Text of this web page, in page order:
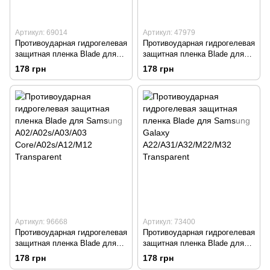
Артикул: 69014
Противоударная гидрогелевая
защитная пленка Blade для
iPhone 14 Pro Transparent
178 грн
Артикул: 47979
Противоударная гидрогелевая
защитная пленка Blade для
iPhone 14 Pro Max Transparent
178 грн
Артикул: 96668
Противоударная гидрогелевая
защитная пленка Blade для
Samsung A02/A02s/A03/A03
Core/A02s/A12/M12
178 грн
Артикул: 73400
Противоударная гидрогелевая
защитная пленка Blade для
Samsung Galaxy
A22/A31/A32/M22/M32
178 грн